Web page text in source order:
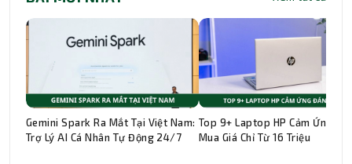
Gemini Spark Ra Mắt Tại Việt Nam:
Trợ Lý AI Cá Nhân Tự Động 24/7
Top 9+ Laptop HP Cảm Ứng
Mua Giá Chỉ Từ 16 Triệu